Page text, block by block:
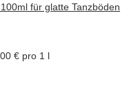
für glatte Tanzböden
€ pro 1 l